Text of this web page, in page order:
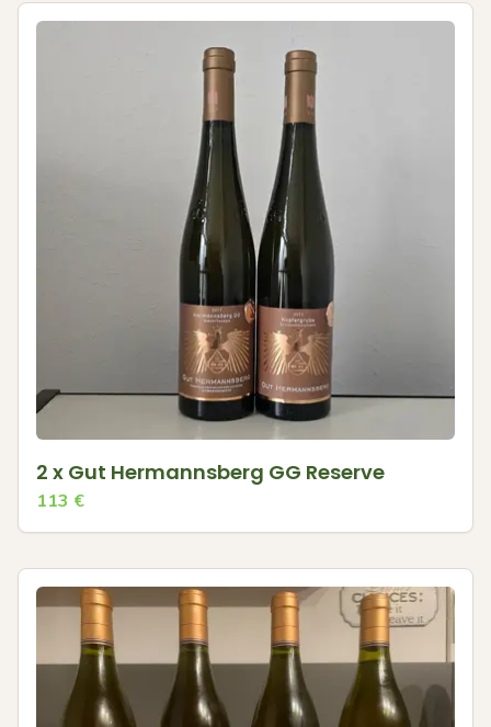
2 x Gut Hermannsberg GG Reserve
113 €